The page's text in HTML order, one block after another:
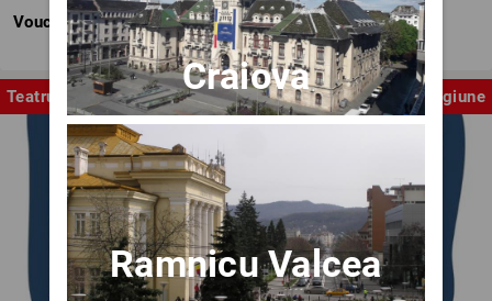
Voucher BILET.ro
Teatrul Mic Stagiune
Craiova
Ramnicu Valcea